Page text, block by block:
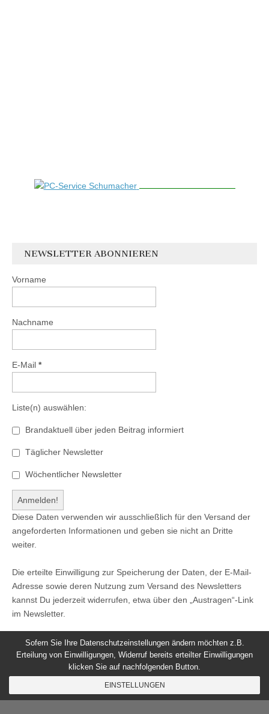
NEWSLETTER ABONNIEREN
Vorname
Nachname
E-Mail *
Liste(n) auswählen:
Brandaktuell über jeden Beitrag informiert
Täglicher Newsletter
Wöchentlicher Newsletter
Diese Daten verwenden wir ausschließlich für den Versand der
angeforderten Informationen und geben sie nicht an Dritte
weiter.
Die erteilte Einwilligung zur Speicherung der Daten, der E-Mail-
Adresse sowie deren Nutzung zum Versand des Newsletters
kannst Du jederzeit widerrufen, etwa über den „Austragen“-Link
im Newsletter.
Sofern Sie Ihre Datenschutzeinstellungen ändern möchten z.B.
Erteilung von Einwilligungen, Widerruf bereits erteilter Einwilligungen
klicken Sie auf nachfolgenden Button.
EINSTELLUNGEN